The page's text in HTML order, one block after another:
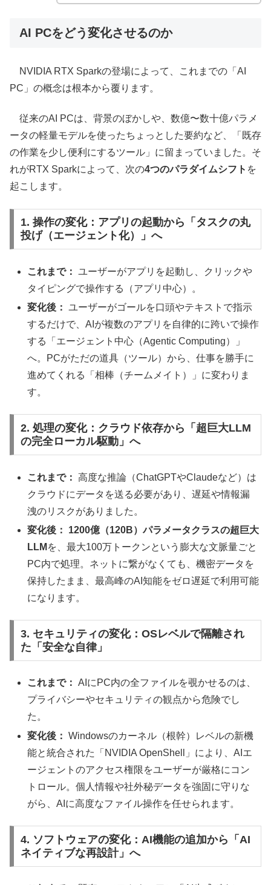
AI PCをどう変化させるのか
NVIDIA RTX Sparkの登場によって、これまでの「AI
PC」の概念は根本から覆ります。
従来のAI PCは、背景のぼかしや、数億〜数十億パラメ
ータの軽量モデルを使ったちょっとした要約など、「既存
の作業を少し便利にするツール」に留まっていました。そ
れがRTX Sparkによって、次の4つのパラダイムシフト を
起こします。
1. 操作の変化：アプリの起動から「タスクの丸
投げ（エージェント化）」へ
これまで： ユーザーがアプリを起動し、クリックや
タイピングで操作する（アプリ中心）。
変化後： ユーザーがゴールを口頭やテキストで指示
するだけで、AIが複数のアプリを自律的に跨いで操作
する「エージェント中心（Agentic Computing）」
へ。PCがただの道具（ツール）から、仕事を勝手に
進めてくれる「相棒（チームメイト）」に変わりま
す。
2. 処理の変化：クラウド依存から「超巨大LLM
の完全ローカル駆動」へ
これまで： 高度な推論（ChatGPTやClaudeなど）は
クラウドにデータを送る必要があり、遅延や情報漏
洩のリスクがありました。
変化後：
1200億（120B）パラメータクラスの超巨大
LLM を、最大100万トークンという膨大な文脈量ごと
PC内で処理。ネットに繋がなくても、機密データを
保持したまま、最高峰のAI知能をゼロ遅延で利用可能
になります。
3. セキュリティの変化：OSレベルで隔離され
た「安全な自律」
これまで： AIにPC内の全ファイルを覗かせるのは、
プライバシーやセキュリティの観点から危険でし
た。
変化後： Windowsのカーネル（根幹）レベルの新機
能と統合された「NVIDIA OpenShell」により、AIエ
ージェントのアクセス権限をユーザーが厳格にコン
トロール。個人情報や社外秘データを強固に守りな
がら、AIに高度なファイル操作を任せられます。
4. ソフトウェアの変化：AI機能の追加から「AI
ネイティブな再設計」へ